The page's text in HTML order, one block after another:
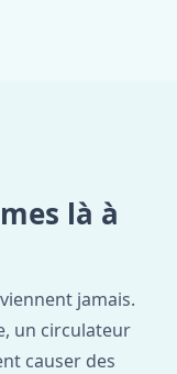
là à
jamais.
un circulateur
causer des